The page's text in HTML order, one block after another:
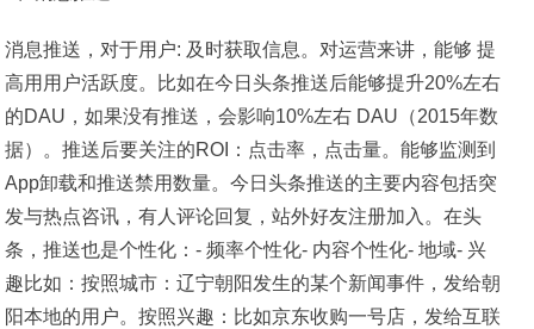
消息推送，对于用户: 及时获取信息。对运营来讲，能够 提
⾼⽤用户活跃度。比如在今日头条推送后能够提升20%左右
的DAU，如果没有推送，会影响10%左右 DAU（2015年数
据）。推送后要关注的ROI：点击率，点击量。能够监测到
App卸载和推送禁用数量。今日头条推送的主要内容包括突
发与热点咨讯，有人评论回复，站外好友注册加入。在头
条，推送也是个性化：- 频率个性化- 内容个性化- 地域- 兴
趣比如：按照城市：辽宁朝阳发生的某个新闻事件，发给朝
阳本地的用户。按照兴趣：比如京东收购一号店，发给互联